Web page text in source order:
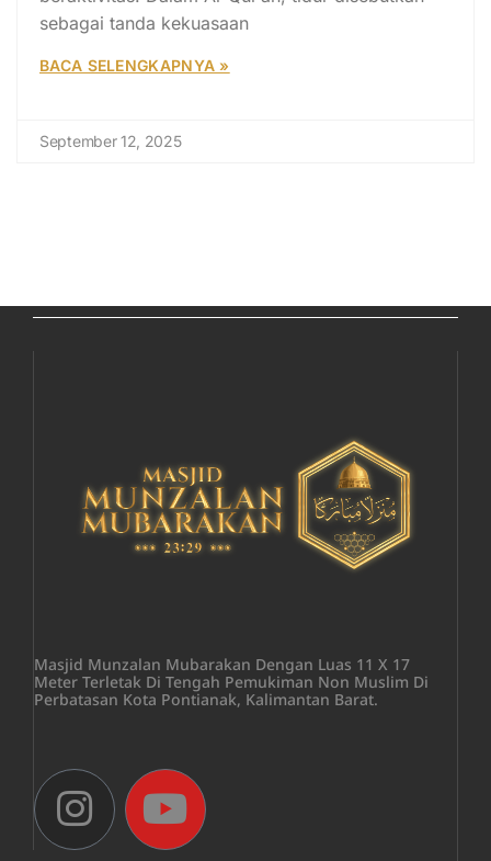
sebagai tanda kekuasaan
BACA SELENGKAPNYA »
September 12, 2025
Masjid Munzalan Mubarakan Dengan Luas 11 X 17
Meter Terletak Di Tengah Pemukiman Non Muslim Di
Perbatasan Kota Pontianak, Kalimantan Barat.